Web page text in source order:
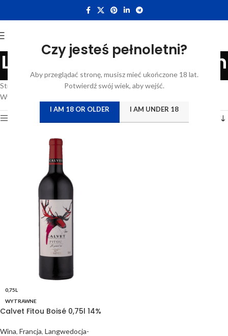
Czy jesteś pełnoletni?
Aby przeglądać stronę, musisz mieć ukończone 18 lat.
Potwierdź swój wiek, aby wejść.
I AM 18 OR OLDER I AM UNDER 18
Langwedocja-Roussillon
Categories
Strona główna
Atrybut produktu: Region /Langwedocja-Roussillon
Wyświetlanie jednego wyniku
0,75L
WYTRAWNE
Calvet Fitou Boisé 0,75l 14%
Wina, Francja, Langwedocja-